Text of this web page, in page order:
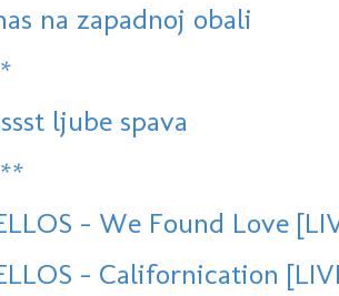
na zapadnoj obali
ljube spava
- We Found Love
- Californication